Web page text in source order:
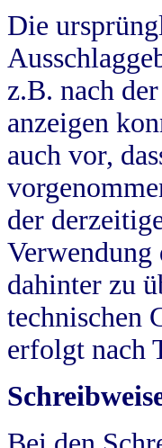
Die
z.B. nach
anzeigen
auch vor,
der
dahinter zu
technischen
erfolgt nach